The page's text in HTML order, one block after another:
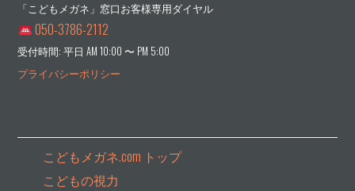
「こどもメガネ」窓口お客様専用ダイヤル
050-3786-2112
受付時間: 平日 AM 10:00 〜 PM 5:00
プライバシーポリシー
こどもメガネ.com トップ
こどもの視力